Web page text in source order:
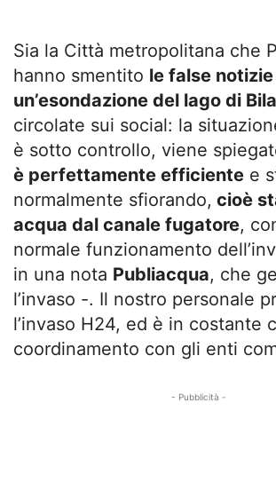
Sia la Città metropolitana che
hanno smentito le false
un’esondazione del lago di
circolate sui social: la
è sotto controllo, viene
è perfettamente efficiente e
normalmente sfiorando, cioè
acqua dal canale fugatore,
normale funzionamento
in una nota Publiacqua, che
l’invaso -. Il nostro personale
l’invaso H24, ed è in costante
coordinamento con gli enti
- Pubblicità -